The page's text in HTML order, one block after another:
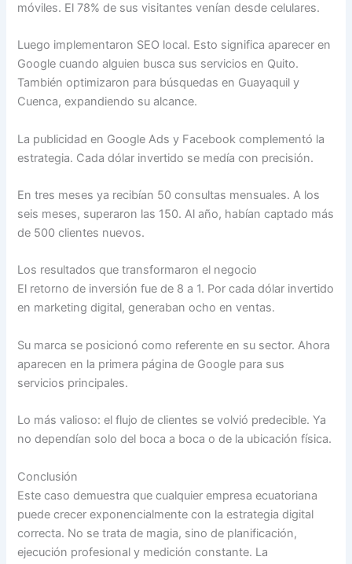
móviles. El 78% de sus visitantes venían desde celulares.
Luego implementaron SEO local. Esto significa aparecer en
Google cuando alguien busca sus servicios en Quito.
También optimizaron para búsquedas en Guayaquil y
Cuenca, expandiendo su alcance.
La publicidad en Google Ads y Facebook complementó la
estrategia. Cada dólar invertido se medía con precisión.
En tres meses ya recibían 50 consultas mensuales. A los
seis meses, superaron las 150. Al año, habían captado más
de 500 clientes nuevos.
Los resultados que transformaron el negocio
El retorno de inversión fue de 8 a 1. Por cada dólar invertido
en marketing digital, generaban ocho en ventas.
Su marca se posicionó como referente en su sector. Ahora
aparecen en la primera página de Google para sus
servicios principales.
Lo más valioso: el flujo de clientes se volvió predecible. Ya
no dependían solo del boca a boca o de la ubicación física.
Conclusión
Este caso demuestra que cualquier empresa ecuatoriana
puede crecer exponencialmente con la estrategia digital
correcta. No se trata de magia, sino de planificación,
ejecución profesional y medición constante. La